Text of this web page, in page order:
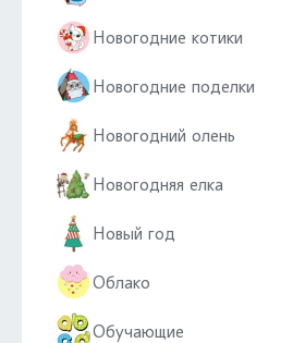
Новогодние котики
Новогодние поделки
Новогодний олень
Новогодняя елка
Новый год
Облако
Обучающие